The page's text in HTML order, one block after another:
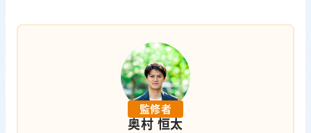
監修者
奥村 恒太